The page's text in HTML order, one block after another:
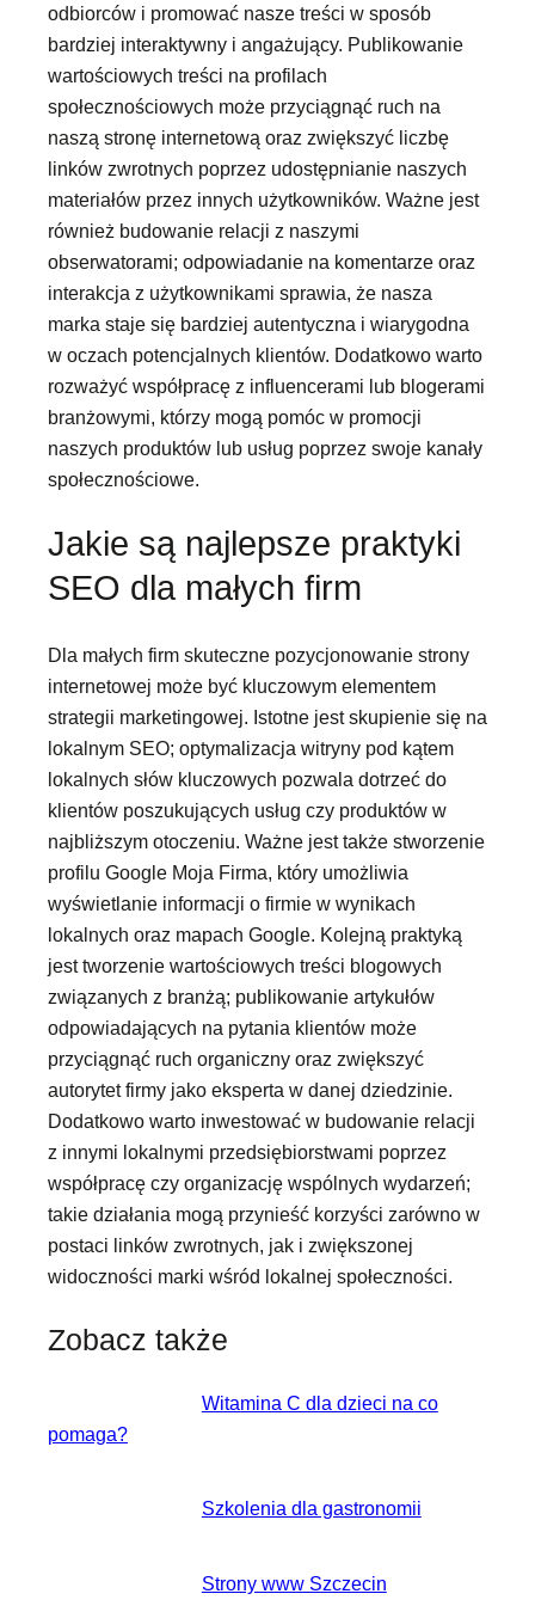
odbiorców i promować nasze treści w sposób
bardziej interaktywny i angażujący. Publikowanie
wartościowych treści na profilach
społecznościowych może przyciągnąć ruch na
naszą stronę internetową oraz zwiększyć liczbę
linków zwrotnych poprzez udostępnianie naszych
materiałów przez innych użytkowników. Ważne jest
również budowanie relacji z naszymi
obserwatorami; odpowiadanie na komentarze oraz
interakcja z użytkownikami sprawia, że nasza
marka staje się bardziej autentyczna i wiarygodna
w oczach potencjalnych klientów. Dodatkowo warto
rozważyć współpracę z influencerami lub blogerami
branżowymi, którzy mogą pomóc w promocji
naszych produktów lub usług poprzez swoje kanały
społecznościowe.
Jakie są najlepsze praktyki
SEO dla małych firm
Dla małych firm skuteczne pozycjonowanie strony
internetowej może być kluczowym elementem
strategii marketingowej. Istotne jest skupienie się na
lokalnym SEO; optymalizacja witryny pod kątem
lokalnych słów kluczowych pozwala dotrzeć do
klientów poszukujących usług czy produktów w
najbliższym otoczeniu. Ważne jest także stworzenie
profilu Google Moja Firma, który umożliwia
wyświetlanie informacji o firmie w wynikach
lokalnych oraz mapach Google. Kolejną praktyką
jest tworzenie wartościowych treści blogowych
związanych z branżą; publikowanie artykułów
odpowiadających na pytania klientów może
przyciągnąć ruch organiczny oraz zwiększyć
autorytet firmy jako eksperta w danej dziedzinie.
Dodatkowo warto inwestować w budowanie relacji
z innymi lokalnymi przedsiębiorstwami poprzez
współpracę czy organizację wspólnych wydarzeń;
takie działania mogą przynieść korzyści zarówno w
postaci linków zwrotnych, jak i zwiększonej
widoczności marki wśród lokalnej społeczności.
Zobacz także
Witamina C dla dzieci na co
pomaga?
Szkolenia dla gastronomii
Strony www Szczecin